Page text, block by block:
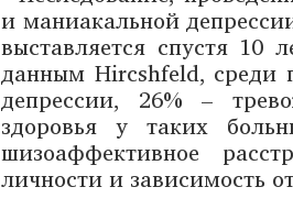
и маниакальной
выставляется спустя
данным Hircshfeld, среди
депрессии, 26% –
здоровья у таких
шизоаффективное
личности и зависимость